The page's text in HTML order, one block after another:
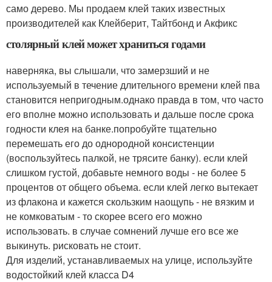
само дерево. Мы продаем клей таких известных
производителей как Клейберит, Тайтбонд и Акфикс
столярный клей может храниться годами
наверняка, вы слышали, что замерзший и не
используемый в течение длительного времени клей пва
становится непригодным.однако правда в том, что часто
его вполне можно использовать и дальше после срока
годности клея на банке.попробуйте тщательно
перемешать его до однородной консистенции
(воспользуйтесь палкой, не трясите банку). если клей
слишком густой, добавьте немного воды - не более 5
процентов от общего объема. если клей легко вытекает
из флакона и кажется скользким наощупь - не вязким и
не комковатым - то скорее всего его можно
использовать. в случае сомнений лучше его все же
выкинуть. рисковать не стоит.
Для изделий, устанавливаемых на улице, используйте
водостойкий клей класса D4